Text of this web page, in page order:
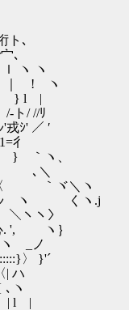
､
､
ヽ
! ヽ
} l |
/ //ﾘ
ﾚ'戎ｼ' ／ ′
彳
、 ……それで
/ ､＼
ヾ＼ヽ
くヽ.j
ヽ〉
ヽ｝
_ノ
}'´
ハ
l |